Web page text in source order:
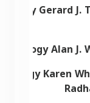
Gerard J.
Urology Alan J.
Karen